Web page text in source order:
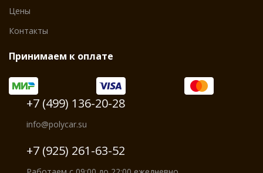
Цены
Контакты
Принимаем к оплате
+7 (499) 136-20-28
info@polycar.su
+7 (925) 261-63-52